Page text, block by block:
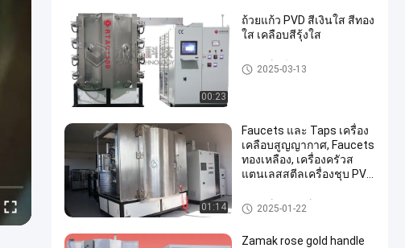
00:23
ถ้วยแก้ว PVD สีเงินใส สีทอง
ใส เคลือบสีรุ้งใส
อุปกรณ์เคลือบประดับสายรุ้ง PV
D
2025-03-13
01:14
Faucets และ Taps เครื่อง
เคลือบสูญญากาศ, Faucets
ทองเหลือง, เครื่องครัวส
แตนเลสสตีลเครื่องชุบ PVD
อุปกรณ์สะสมอาร์ค Cathodic
2025-01-22
Zamak rose gold handle